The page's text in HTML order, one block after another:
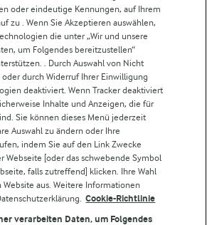
oder eindeutige Kennungen, auf Ihrem
zu . Wenn Sie Akzeptieren auswählen,
die unter „Wir und unsere
um Folgendes bereitzustellen“
. Durch Auswahl von Nicht
durch Widerruf Ihrer Einwilligung
deaktiviert. Wenn Tracker deaktiviert
Inhalte und Anzeigen, die für
Sie können dieses Menü jederzeit
Auswahl zu ändern oder Ihre
indem Sie auf den Link Zwecke
Webseite [oder das schwebende Symbol
falls zutreffend] klicken. Ihre Wahl
aus. Weitere Informationen
Cookie-Richtlinie
verarbeiten Daten, um Folgendes